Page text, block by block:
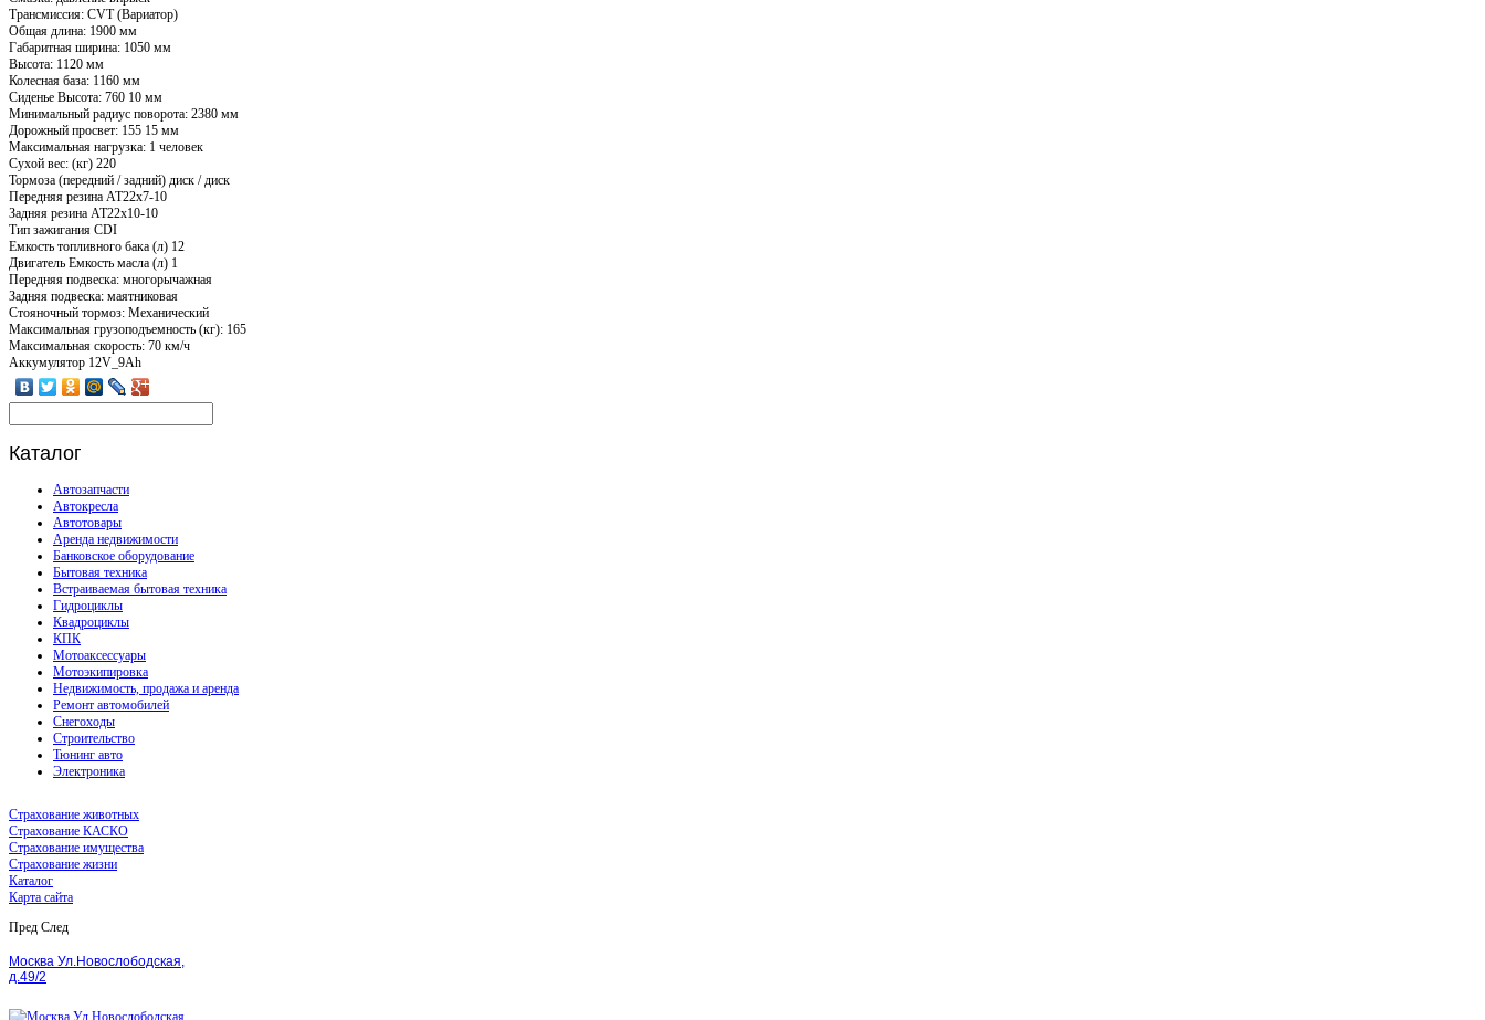
Трансмиссия: CVT (Вариатор)
Общая длина: 1900 мм
Габаритная ширина: 1050 мм
Высота: 1120 мм
Колесная база: 1160 мм
Сиденье Высота: 760 10 мм
Минимальный радиус поворота: 2380 мм
Дорожный просвет: 155 15 мм
Максимальная нагрузка: 1 человек
Сухой вес: (кг) 220
Тормоза (передний / задний) диск / диск
Передняя резина AT22x7-10
Задняя резина AT22x10-10
Тип зажигания CDI
Емкость топливного бака (л) 12
Двигатель Емкость масла (л) 1
Передняя подвеска: многорычажная
Задняя подвеска: маятниковая
Стояночный тормоз: Механический
Максимальная грузоподъемность (кг): 165
Максимальная скорость: 70 км/ч
Аккумулятор 12V_9Ah
Каталог
Автозапчасти
Автокресла
Автотовары
Аренда недвижимости
Банковское оборудование
Бытовая техника
Встраиваемая бытовая техника
Гидроциклы
Квадроциклы
КПК
Мотоаксессуары
Мотоэкипировка
Недвижимость, продажа и аренда
Ремонт автомобилей
Снегоходы
Строительство
Тюнинг авто
Электроника
Страхование животных
Страхование КАСКО
Страхование имущества
Страхование жизни
Каталог
Карта сайта
Пред След
Москва Ул.Новослободская,
д.49/2